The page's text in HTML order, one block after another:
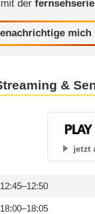
mit der
mich
&
jetzt
12:45–12:50
18:00–18:05